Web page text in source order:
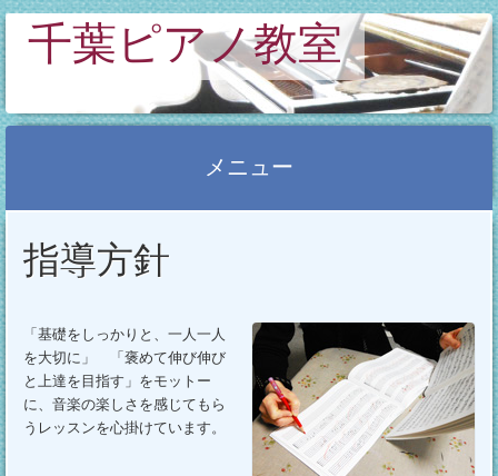
千葉ピアノ教室
メニュー
ン
へ
ス
キ
指導方針
「基礎をしっかりと、一人一人
を大切に」 「褒めて伸び伸び
と上達を目指す」をモットー
に、音楽の楽しさを感じてもら
うレッスンを心掛けています。